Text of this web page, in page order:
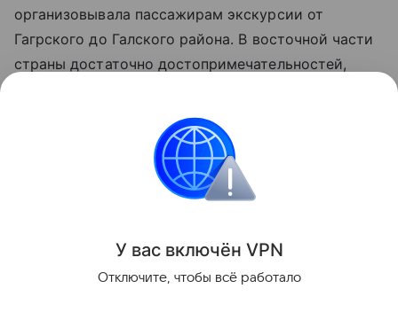
организовывала пассажирам экскурсии от
Гагрского до Галского района. В восточной части
страны достаточно достопримечательностей,
источников. В октябре продолжается
и можно купаться в море. Думаю, еще один
рейс можно было бы запустить зимой в
мандариновый сезон, - отметила она.
Поделиться
У вас включён VPN
Отключите, чтобы всё работало